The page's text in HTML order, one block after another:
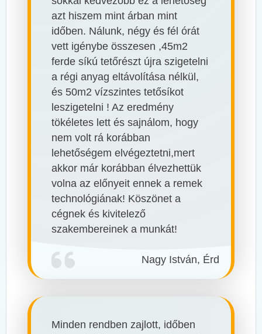
azt hiszem mint árban mint
időben. Nálunk, négy és fél órát
vett igénybe összesen ,45m2
ferde síkú tetőrészt újra szigetelni
a régi anyag eltávolítása nélkül,
és 50m2 vízszintes tetősíkot
leszigetelni ! Az eredmény
tökéletes lett és sajnálom, hogy
nem volt rá korábban
lehetőségem elvégeztetni,mert
akkor már korábban élvezhettük
volna az előnyeit ennek a remek
technológiának! Köszönet a
cégnek és kivitelező
szakembereinek a munkát!
Nagy István, Érd
Minden rendben zajlott, időben